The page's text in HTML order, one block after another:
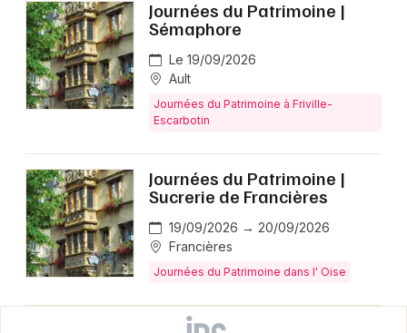
Journées du Patrimoine |
Sémaphore
Le 19/09/2026
Ault
Journées du Patrimoine à Friville-
Escarbotin
Journées du Patrimoine |
Sucrerie de Francières
19/09/2026 → 20/09/2026
Francières
Journées du Patrimoine dans l' Oise